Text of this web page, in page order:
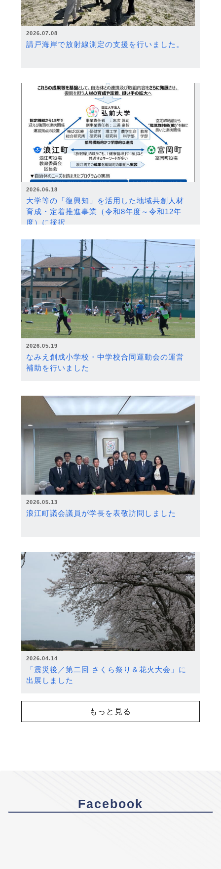
2026.07.08
請戸海岸で放射線測定の支援を行いました。
2026.06.18
大学等の「復興知」を活用した地域共創人材
育成・定着推進事業（令和8年度～令和12年
度）に採択
2026.05.19
なみえ創成小学校・中学校合同運動会の運営
補助を行いました
2026.05.13
浪江町議会議員が学長を表敬訪問しました
2026.04.14
「震災後／第二回 さくら祭り＆花火大会」に
出展しました
もっと見る
Facebook